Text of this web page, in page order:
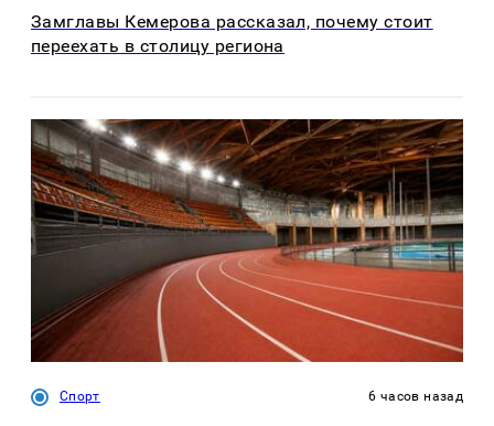
Замглавы Кемерова рассказал, почему стоит
переехать в столицу региона
Спорт 6 часов назад